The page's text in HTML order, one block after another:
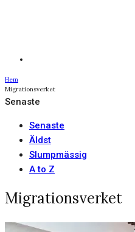
Hem
Migrationsverket
Senaste
Senaste
Äldst
Slumpmässig
A to Z
Migrationsverket